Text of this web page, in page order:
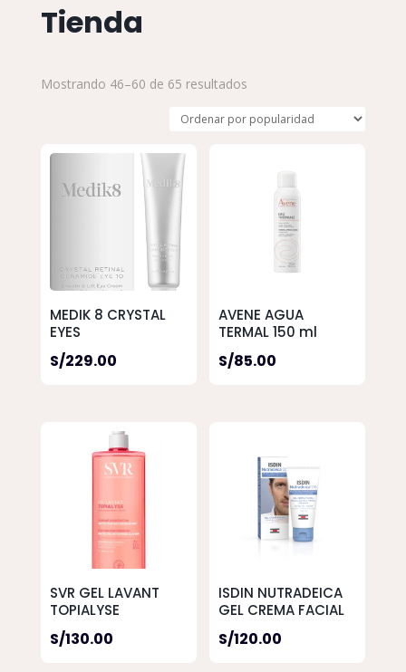
Tienda
Mostrando 46–60 de 65 resultados
MEDIK 8 CRYSTAL
EYES
S/229.00
AVENE AGUA
TERMAL 150 ml
S/85.00
SVR GEL LAVANT
TOPIALYSE
S/130.00
ISDIN NUTRADEICA
GEL CREMA FACIAL
S/120.00